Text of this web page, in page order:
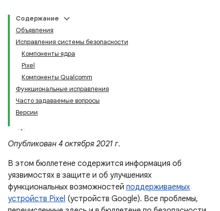
Содержание
Объявления
Исправления системы безопасности
Компоненты ядра
Pixel
Компоненты Qualcomm
Функциональные исправления
Часто задаваемые вопросы
Версии
Опубликован 4 октября 2021 г.
В этом бюллетене содержится информация об
уязвимостях в защите и об улучшениях
функциональных возможностей поддерживаемых
устройств Pixel (устройств Google). Все проблемы,